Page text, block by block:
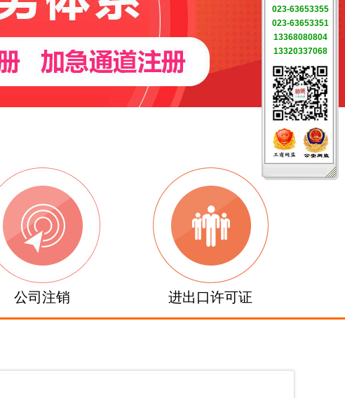
公司注销 进出口许可证
023-63653355
023-63653351
13368080804
13320337068